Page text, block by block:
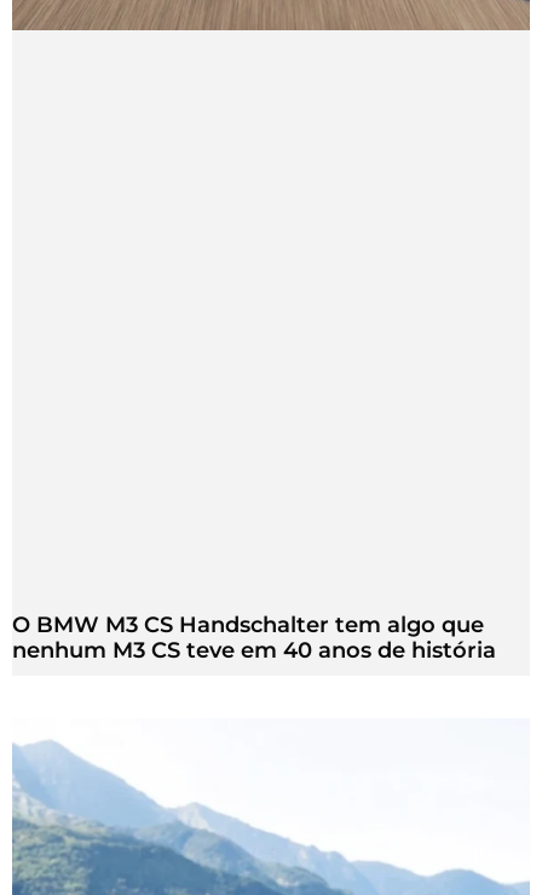
O BMW M3 CS Handschalter tem algo que
nenhum M3 CS teve em 40 anos de história